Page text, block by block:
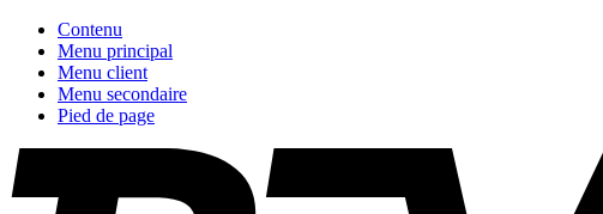
Contenu
Menu principal
Menu client
Menu secondaire
Pied de page